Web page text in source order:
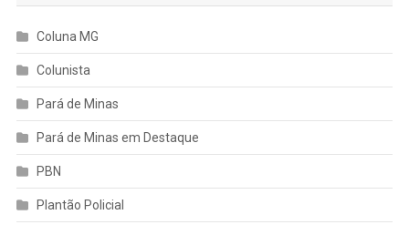
Coluna MG
Colunista
Pará de Minas
Pará de Minas em Destaque
PBN
Plantão Policial